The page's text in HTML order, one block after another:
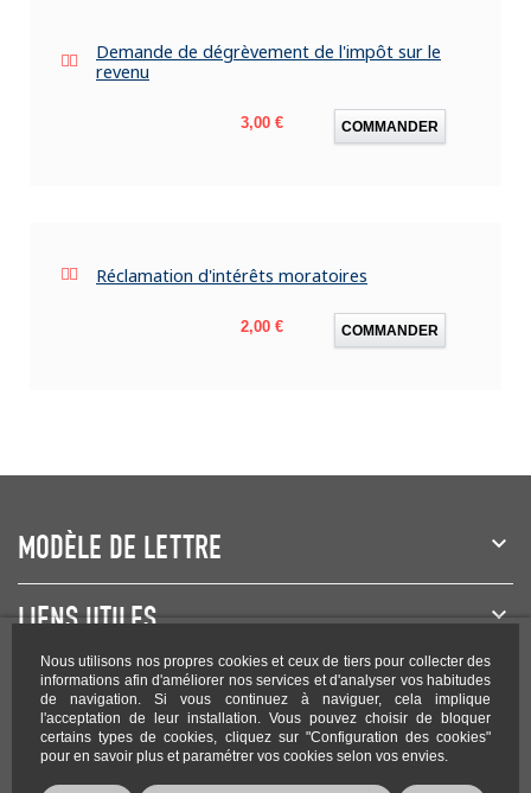
Nous utilisons nos propres cookies et ceux de tiers pour collecter des
informations afin d'améliorer nos services et d'analyser vos habitudes
de navigation. Si vous continuez à naviguer, cela implique
l'acceptation de leur installation. Vous pouvez choisir de bloquer
certains types de cookies, cliquez sur "Configuration des cookies"
pour en savoir plus et paramétrer vos cookies selon vos envies.
Demande de dégrèvement de l'impôt sur le
revenu
Prix
3,00 € COMMANDER
Réclamation d'intérêts moratoires
Prix
2,00 € COMMANDER
MODÈLE DE LETTRE
LIENS UTILES
NEWSLETTER